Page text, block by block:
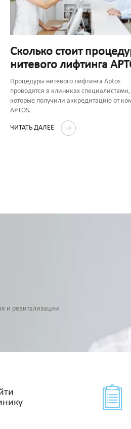
Сколько стоит
нитевого лифтинга
Процедуры нитевого лифтинга Aptos
проводятся в клиниках специалистами,
которые получили аккредитацию от
APTOS.
ЧИТАТЬ ДАЛЕЕ
и ревитализации